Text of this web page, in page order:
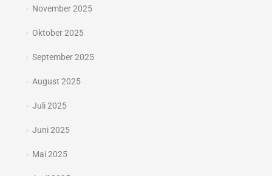
November 2025
Oktober 2025
September 2025
August 2025
Juli 2025
Juni 2025
Mai 2025